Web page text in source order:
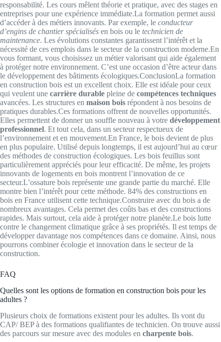
responsabilité. Les cours mêlent théorie et pratique, avec des stages en
entreprises pour une expérience immédiate.La formation permet aussi
d’accéder à des métiers innovants. Par exemple, le conducteur
d’engins de chantier spécialisés en bois ou le technicien de
maintenance. Les évolutions constantes garantissent l’intérêt et la
nécessité de ces emplois dans le secteur de la construction moderne.En
vous formant, vous choisissez un métier valorisant qui aide également
à protéger notre environnement. C’est une occasion d’être acteur dans
le développement des bâtiments écologiques.ConclusionLa formation
en construction bois est un excellent choix. Elle est idéale pour ceux
qui veulent une carrière durable pleine de compétences techniques
avancées. Les structures en maison bois répondent à nos besoins de
pratiques durables.Ces formations offrent de nouvelles opportunités.
Elles permettent de donner un souffle nouveau à votre développement
professionnel. Et tout cela, dans un secteur respectueux de
l’environnement et en mouvement.En France, le bois devient de plus
en plus populaire. Utilisé depuis longtemps, il est aujourd’hui au cœur
des méthodes de construction écologiques. Les bois feuillus sont
particulièrement appréciés pour leur efficacité. De même, les projets
innovants de logements en bois montrent l’innovation de ce
secteur.L’ossature bois représente une grande partie du marché. Elle
montre bien l’intérêt pour cette méthode. 84% des constructions en
bois en France utilisent cette technique.Construire avec du bois a de
nombreux avantages. Cela permet des coûts bas et des constructions
rapides. Mais surtout, cela aide à protéger notre planète.Le bois lutte
contre le changement climatique grâce à ses propriétés. Il est temps de
développer davantage nos compétences dans ce domaine. Ainsi, nous
pourrons combiner écologie et innovation dans le secteur de la
construction.
FAQ
Quelles sont les options de formation en construction bois pour les
adultes ?
Plusieurs choix de formations existent pour les adultes. Ils vont du
CAP/ BEP à des formations qualifiantes de technicien. On trouve aussi
des parcours sur mesure avec des modules en charpente bois.